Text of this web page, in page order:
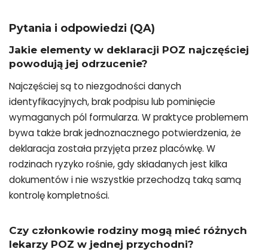
Pytania i odpowiedzi (QA)
Jakie elementy w deklaracji POZ najczęściej
powodują jej odrzucenie?
Najczęściej są to niezgodności danych
identyfikacyjnych, brak podpisu lub pominięcie
wymaganych pól formularza. W praktyce problemem
bywa także brak jednoznacznego potwierdzenia, że
deklaracja została przyjęta przez placówkę. W
rodzinach ryzyko rośnie, gdy składanych jest kilka
dokumentów i nie wszystkie przechodzą taką samą
kontrolę kompletności.
Czy członkowie rodziny mogą mieć różnych
lekarzy POZ w jednej przychodni?